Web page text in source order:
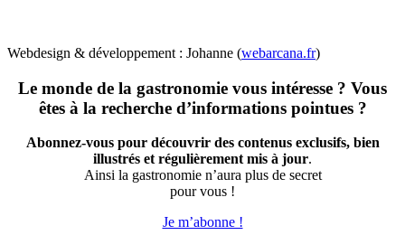
Webdesign & développement : Johanne (webarcana.fr)
Le monde de la gastronomie vous intéresse ? Vous
êtes à la recherche d’informations pointues ?
Abonnez-vous pour découvrir des contenus exclusifs, bien
illustrés et régulièrement mis à jour.
Ainsi la gastronomie n’aura plus de secret
pour vous !
Je m’abonne !